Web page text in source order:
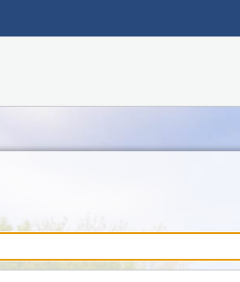
Hauptnavigation